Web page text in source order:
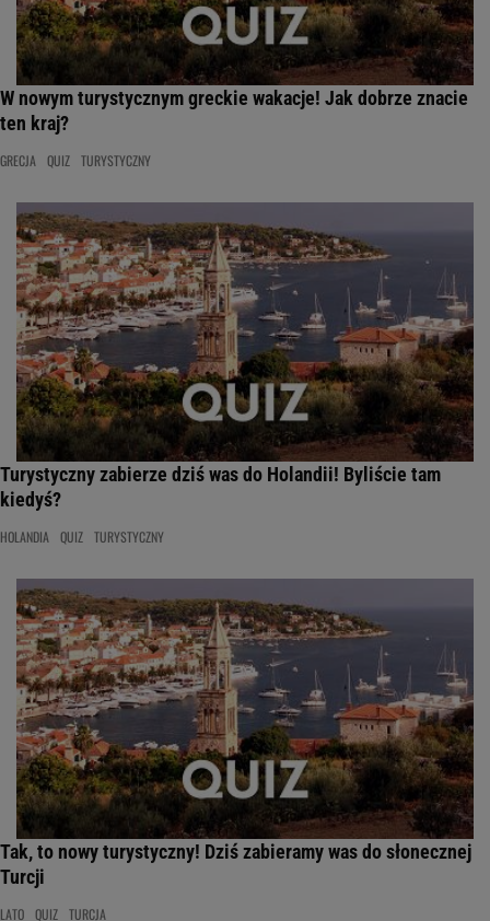
W nowym turystycznym greckie wakacje! Jak dobrze znacie
ten kraj?
GRECJA QUIZ TURYSTYCZNY
Turystyczny zabierze dziś was do Holandii! Byliście tam
kiedyś?
HOLANDIA QUIZ TURYSTYCZNY
Tak, to nowy turystyczny! Dziś zabieramy was do słonecznej
Turcji
LATO QUIZ TURCJA